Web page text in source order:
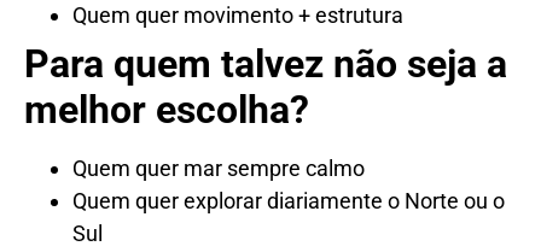
Quem quer movimento + estrutura
Para quem talvez não seja a
melhor escolha?
Quem quer mar sempre calmo
Quem quer explorar diariamente o Norte ou o
Sul